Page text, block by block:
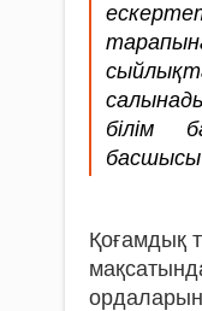
білім
басшысы
Қоғамдық